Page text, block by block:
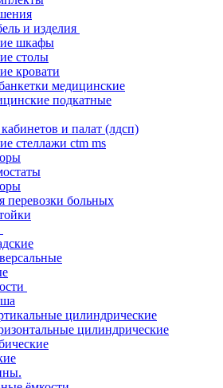
и изделия
шкафы
столы
кровати
медицинские
подкатные
и палат (лдсп)
стеллажи ctm ms
перевозки больных
цилиндрические
цилиндрические